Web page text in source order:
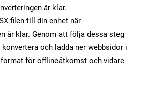
är klar.
filen till din enhet när
är klar. Genom att följa dessa steg
konvertera och ladda ner webbsidor i
format för offlineåtkomst och vidare